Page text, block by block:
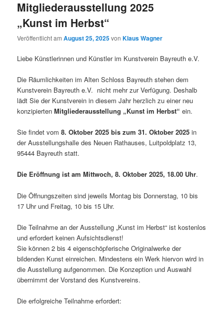
Mitgliederausstellung 2025
„Kunst im Herbst“
Veröffentlicht amAugust 25, 2025vonKlaus Wagner
Liebe Künstlerinnen und Künstler im Kunstverein Bayreuth e.V.
Die Räumlichkeiten im Alten Schloss Bayreuth stehen dem
Kunstverein Bayreuth e.V. nicht mehr zur Verfügung. Deshalb
lädt Sie der Kunstverein in diesem Jahr herzlich zu einer neu
konzipiertenMitgliederausstellung „Kunst im Herbst“ ein.
Sie findet vom8. Oktober 2025 bis zum 31. Oktober 2025 in
der Ausstellungshalle des Neuen Rathauses, Luitpoldplatz 13,
95444 Bayreuth statt.
Die Eröffnung ist am Mittwoch, 8. Oktober 2025, 18.00 Uhr.
Die Öffnungszeiten sind jeweils Montag bis Donnerstag, 10 bis
17 Uhr und Freitag, 10 bis 15 Uhr.
Die Teilnahme an der Ausstellung „Kunst im Herbst“ ist kostenlos
und erfordert keinen Aufsichtsdienst!
Sie können 2 bis 4 eigenschöpferische Originalwerke der
bildenden Kunst einreichen. Mindestens ein Werk hiervon wird in
die Ausstellung aufgenommen. Die Konzeption und Auswahl
übernimmt der Vorstand des Kunstvereins.
Die erfolgreiche Teilnahme erfordert: